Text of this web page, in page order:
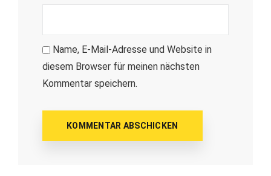
Name, E-Mail-Adresse und Website in
diesem Browser für meinen nächsten
Kommentar speichern.